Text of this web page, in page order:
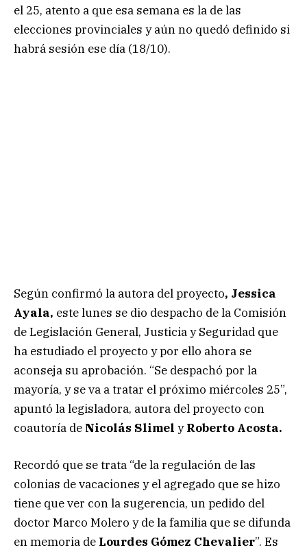
el 25, atento a que esa semana es la de las
elecciones provinciales y aún no quedó definido si
habrá sesión ese día (18/10).
Según confirmó la autora del proyecto, Jessica
Ayala, este lunes se dio despacho de la Comisión
de Legislación General, Justicia y Seguridad que
ha estudiado el proyecto y por ello ahora se
aconseja su aprobación. “Se despachó por la
mayoría, y se va a tratar el próximo miércoles 25”,
apuntó la legisladora, autora del proyecto con
coautoría de Nicolás Slimel yRoberto Acosta.
Recordó que se trata “de la regulación de las
colonias de vacaciones y el agregado que se hizo
tiene que ver con la sugerencia, un pedido del
doctor Marco Molero y de la familia que se difunda
en memoria de Lourdes Gómez Chevalier”. Es